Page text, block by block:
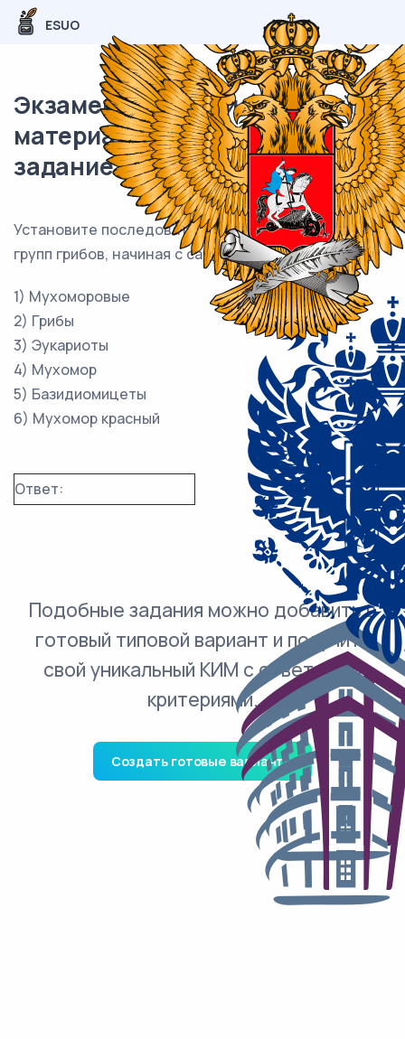
ESUO
Экзаменационный (типовой)
материал ЕГЭ / Биология / 12
задание (24) / 53
Установите последовательность систематических
групп грибов, начиная с самого низкого ранга.
1) Мухоморовые
2) Грибы
3) Эукариоты
4) Мухомор
5) Базидиомицеты
6) Мухомор красный
Ответ:
Подобные задания можно добавить в
готовый типовой вариант и получить
свой уникальный КИМ с ответами и
критериями.
Создать готовые варианты